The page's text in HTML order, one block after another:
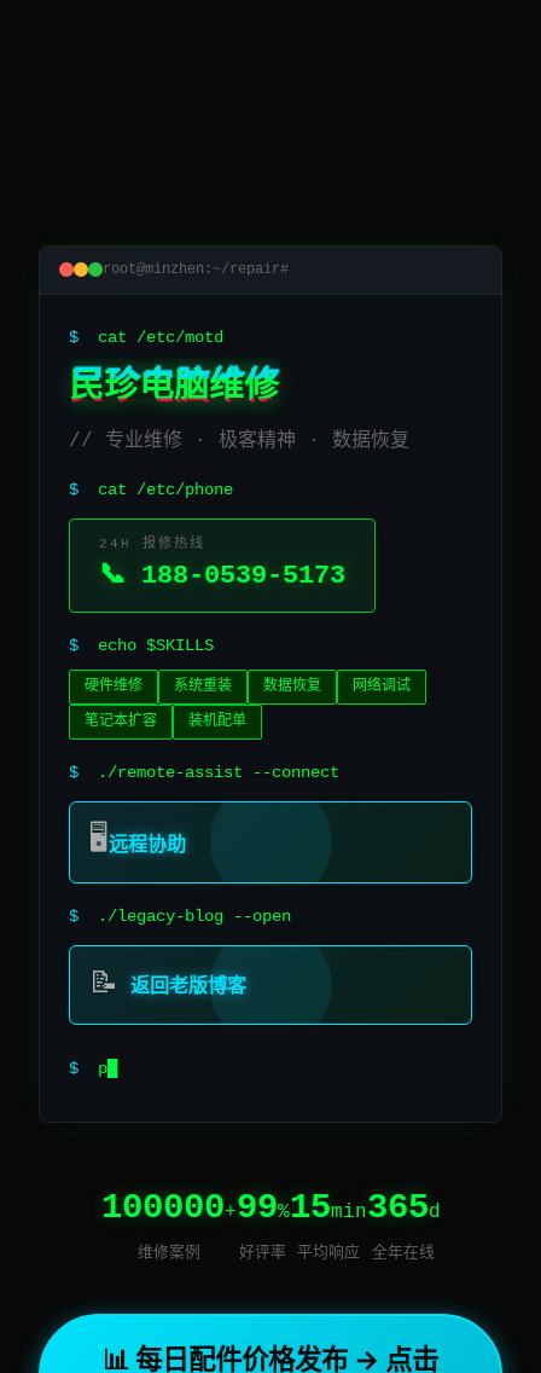
root@minzhen:~/repair#
$ cat /etc/motd
民珍电脑维修
// 专业维修 · 极客精神 · 数据恢复
$ cat /etc/phone
24H 报修热线
📞 188-0539-5173
$ echo $SKILLS
硬件维修 系统重装 数据恢复 网络调试
笔记本扩容 装机配单
$ ./remote-assist --connect
🖥️远程协助
$ ./legacy-blog --open
📝 返回老版博客
$ cat /dev/null
100000+
维修案例
99%
好评率
15min
平均响应
365d
全年在线
📊 每日配件价格发布 → 点击